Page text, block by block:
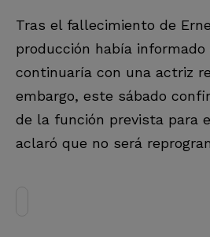
Tras el fallecimiento de
producción había informado
continuaría con una actriz
embargo, este sábado
de la función prevista para
aclaró que no será